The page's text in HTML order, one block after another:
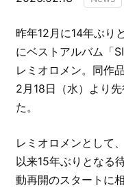
昨年12月に14年ぶり
にベストアルバム「
レミオロメン。同作
2月18日（水）より
た。
レミオロメンとして
以来15年ぶりとなる
動再開のスタートに